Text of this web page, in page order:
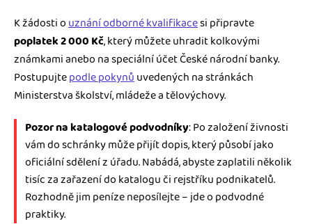
K žádosti ouznání odborné kvalifikacesi připravte
poplatek 2 000 Kč, který můžete uhradit kolkovými
známkami anebo na speciální účet České národní banky.
Postupujtepodle pokynůuvedených na stránkách
Ministerstva školství, mládeže a tělovýchovy.
Pozor na katalogové podvodníky: Po založení živnosti
vám do schránky může přijít dopis, který působí jako
oficiální sdělení z úřadu. Nabádá, abyste zaplatili několik
tisíc za zařazení do katalogu či rejstříku podnikatelů.
Rozhodně jim peníze neposílejte – jde o podvodné
praktiky.